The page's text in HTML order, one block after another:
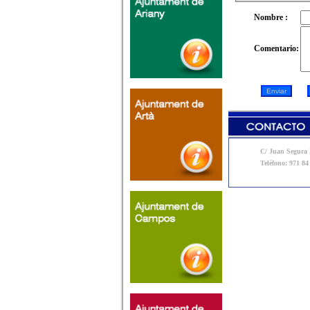
Nombre :
Comentario:
C/ Juan Segura
Teléfono: 971